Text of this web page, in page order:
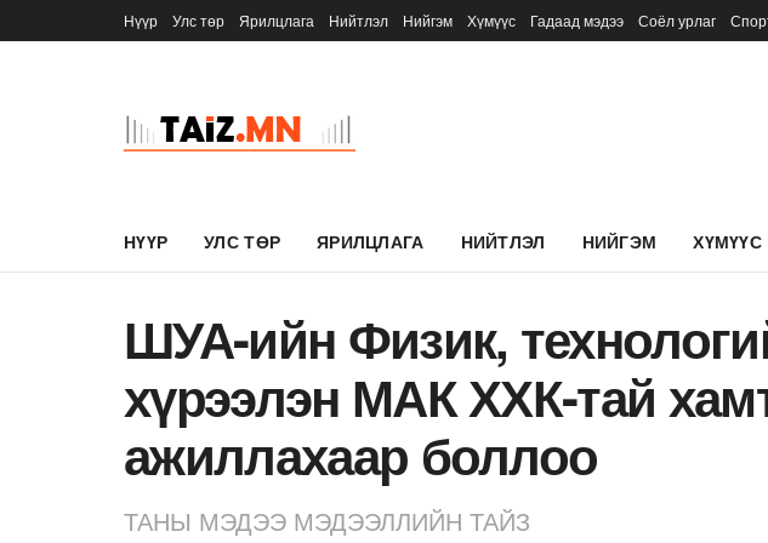
Нүүр Улс төр Ярилцлага Нийтлэл Нийгэм Хүмүүс Гадаад мэдээ Соёл урлаг
НҮҮР УЛС ТӨР ЯРИЛЦЛАГА НИЙТЛЭЛ НИЙГЭМ ХҮМҮҮС
ШУА-ийн Физик,
хүрээлэн МАК ХХК-тай
ажиллахаар боллоо
ТАНЫ МЭДЭЭ МЭДЭЭЛЛИЙН ТАЙЗ